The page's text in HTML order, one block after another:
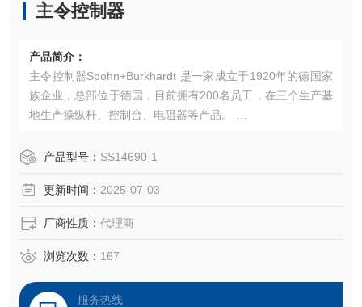
主令控制器
产品简介：
主令控制器Spohn+Burkhardt 是一家成立于1920年的德国家
族企业，总部位于德国，目前拥有200名员工，在三个生产基
地生产操纵杆、控制台、电阻器等产品。 ‌
主要产品包括：
线连接，适用于工程、农业等苛刻环境，具备自动复位、机
‌控制台‌：如MFK-MFA系列，专为狭长舱室设计，支持客户定
制配色和
产品型号： SS14690-1
更新时间： 2025-07-03
厂商性质： 代理商
浏览次数： 167
服务热线